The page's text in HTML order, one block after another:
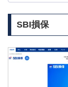
SBI損保